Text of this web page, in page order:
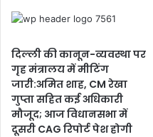
दिल्ली की कानून-व्यवस्था पर
गृह मंत्रालय में मीटिंग
जारी:अमित शाह, CM रेखा
गुप्ता सहित कई अधिकारी
मौजूद; आज विधानसभा में
दूसरी CAG रिपोर्ट पेश होगी